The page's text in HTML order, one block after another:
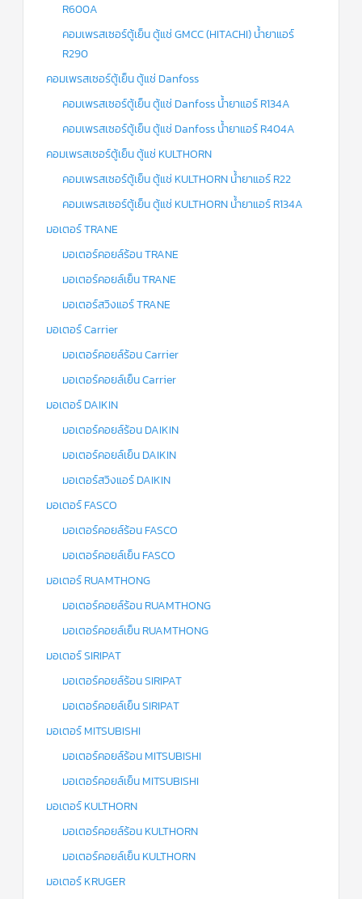
R600A
คอมเพรสเซอร์ตู้เย็น ตู้แช่ GMCC (HITACHI) น้ำยาแอร์
R290
คอมเพรสเซอร์ตู้เย็น ตู้แช่ Danfoss
คอมเพรสเซอร์ตู้เย็น ตู้แช่ Danfoss น้ำยาแอร์ R134A
คอมเพรสเซอร์ตู้เย็น ตู้แช่ Danfoss น้ำยาแอร์ R404A
คอมเพรสเซอร์ตู้เย็น ตู้แช่ KULTHORN
คอมเพรสเซอร์ตู้เย็น ตู้แช่ KULTHORN น้ำยาแอร์ R22
คอมเพรสเซอร์ตู้เย็น ตู้แช่ KULTHORN น้ำยาแอร์ R134A
มอเตอร์ TRANE
มอเตอร์คอยล์ร้อน TRANE
มอเตอร์คอยล์เย็น TRANE
มอเตอร์สวิงแอร์ TRANE
มอเตอร์ Carrier
มอเตอร์คอยล์ร้อน Carrier
มอเตอร์คอยล์เย็น Carrier
มอเตอร์ DAIKIN
มอเตอร์คอยล์ร้อน DAIKIN
มอเตอร์คอยล์เย็น DAIKIN
มอเตอร์สวิงแอร์ DAIKIN
มอเตอร์ FASCO
มอเตอร์คอยล์ร้อน FASCO
มอเตอร์คอยล์เย็น FASCO
มอเตอร์ RUAMTHONG
มอเตอร์คอยล์ร้อน RUAMTHONG
มอเตอร์คอยล์เย็น RUAMTHONG
มอเตอร์ SIRIPAT
มอเตอร์คอยล์ร้อน SIRIPAT
มอเตอร์คอยล์เย็น SIRIPAT
มอเตอร์ MITSUBISHI
มอเตอร์คอยล์ร้อน MITSUBISHI
มอเตอร์คอยล์เย็น MITSUBISHI
มอเตอร์ KULTHORN
มอเตอร์คอยล์ร้อน KULTHORN
มอเตอร์คอยล์เย็น KULTHORN
มอเตอร์ KRUGER